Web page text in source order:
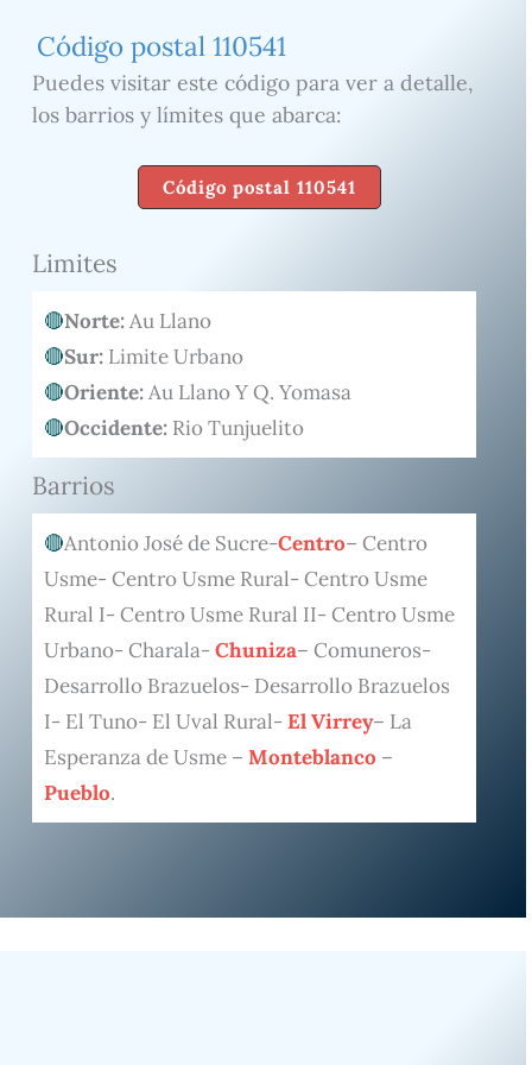
Código postal 110541
Puedes visitar este código para ver a detalle,
los barrios y límites que abarca:
Código postal 110541
Limites
Norte:Au Llano
Sur: Limite Urbano
Oriente:Au Llano Y Q. Yomasa
Occidente:Rio Tunjuelito
Barrios
Antonio José de Sucre-Centro– Centro
Usme- Centro Usme Rural- Centro Usme
Rural I- Centro Usme Rural II- Centro Usme
Urbano- Charala- Chuniza– Comuneros-
Desarrollo Brazuelos- Desarrollo Brazuelos
I- El Tuno- El Uval Rural- El Virrey– La
Esperanza de Usme – Monteblanco –
Pueblo.